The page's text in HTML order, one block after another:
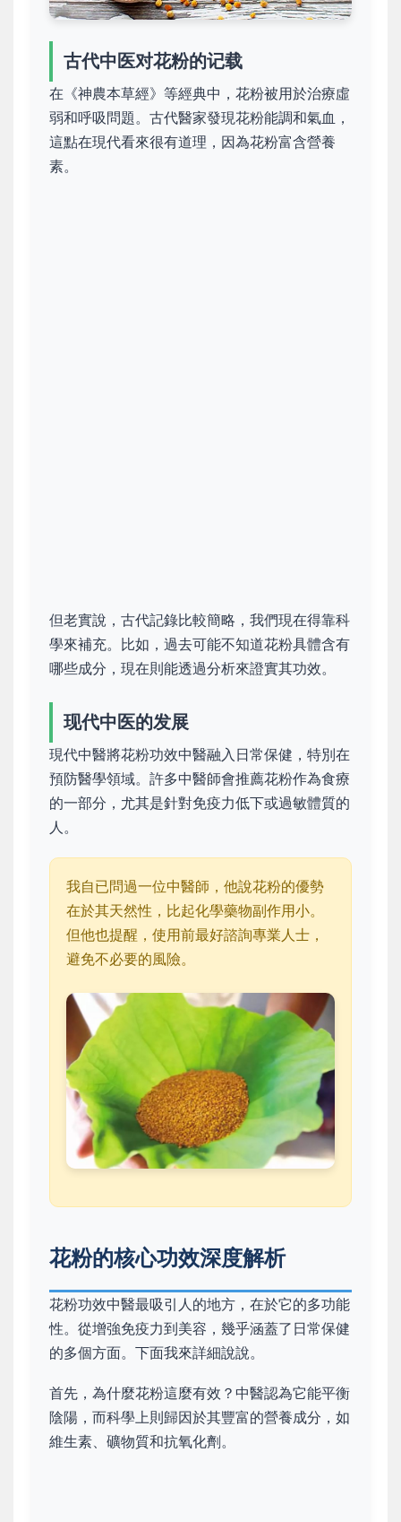
古代中医对花粉的记载
在《神農本草經》等經典中，花粉被用於治療虛
弱和呼吸問題。古代醫家發現花粉能調和氣血，
這點在現代看來很有道理，因為花粉富含營養
素。
但老實說，古代記錄比較簡略，我們現在得靠科
學來補充。比如，過去可能不知道花粉具體含有
哪些成分，現在則能透過分析來證實其功效。
现代中医的发展
現代中醫將花粉功效中醫融入日常保健，特別在
預防醫學領域。許多中醫師會推薦花粉作為食療
的一部分，尤其是針對免疫力低下或過敏體質的
人。
我自已問過一位中醫師，他說花粉的優勢
在於其天然性，比起化學藥物副作用小。
但他也提醒，使用前最好諮詢專業人士，
避免不必要的風險。
花粉的核心功效深度解析
花粉功效中醫最吸引人的地方，在於它的多功能
性。從增強免疫力到美容，幾乎涵蓋了日常保健
的多個方面。下面我來詳細說說。
首先，為什麼花粉這麼有效？中醫認為它能平衡
陰陽，而科學上則歸因於其豐富的營養成分，如
維生素、礦物質和抗氧化劑。